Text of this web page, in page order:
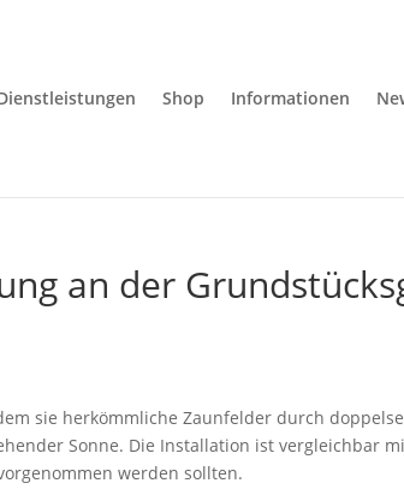
Shop Informationen
an der
sie herkömmliche Zaunfelder durch
Sonne. Die Installation ist vergleichbar
werden sollten.